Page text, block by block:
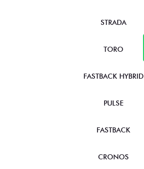
STRADA
TORO
FASTBACK HYBRID
PULSE
FASTBACK
CRONOS